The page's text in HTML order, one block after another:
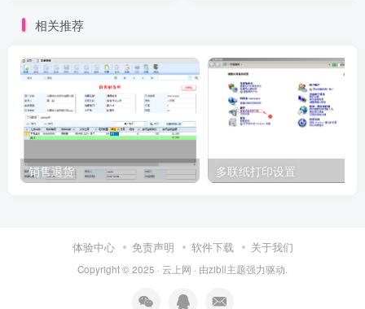
相关推荐
销售退货 多联纸打印设置
体验中心 免责声明 软件下载 关于我们
Copyright © 2025 · 云上网 · 由zibll主题强力驱动.